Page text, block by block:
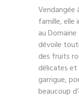
Vendangée
famille, elle
au
dévoile
des fruits
délicates et
garrigue,
beaucoup